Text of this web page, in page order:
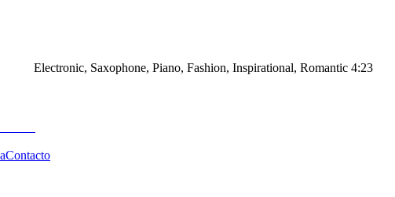
Electronic, Saxophone, Piano, Fashion, Inspirational, Romantic 4:23
Contacto